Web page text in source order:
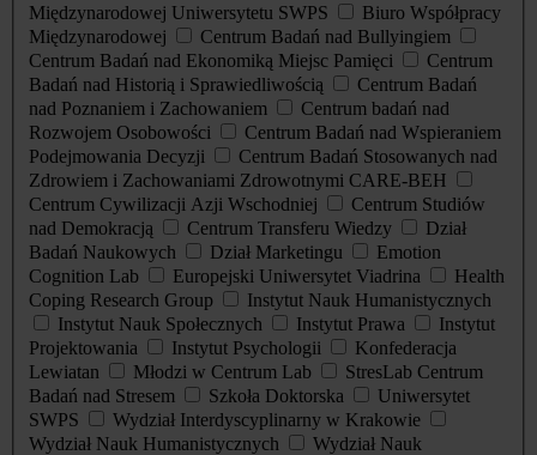
Międzynarodowej Uniwersytetu SWPS
Biuro Współpracy
Międzynarodowej
Centrum Badań nad Bullyingiem
Centrum Badań nad Ekonomiką Miejsc Pamięci
Centrum
Badań nad Historią i Sprawiedliwością
Centrum Badań
nad Poznaniem i Zachowaniem
Centrum badań nad
Rozwojem Osobowości
Centrum Badań nad Wspieraniem
Podejmowania Decyzji
Centrum Badań Stosowanych nad
Zdrowiem i Zachowaniami Zdrowotnymi CARE-BEH
Centrum Cywilizacji Azji Wschodniej
Centrum Studiów
nad Demokracją
Centrum Transferu Wiedzy
Dział
Badań Naukowych
Dział Marketingu
Emotion
Cognition Lab
Europejski Uniwersytet Viadrina
Health
Coping Research Group
Instytut Nauk Humanistycznych
Instytut Nauk Społecznych
Instytut Prawa
Instytut
Projektowania
Instytut Psychologii
Konfederacja
Lewiatan
Młodzi w Centrum Lab
StresLab Centrum
Badań nad Stresem
Szkoła Doktorska
Uniwersytet
SWPS
Wydział Interdyscyplinarny w Krakowie
Wydział Nauk Humanistycznych
Wydział Nauk